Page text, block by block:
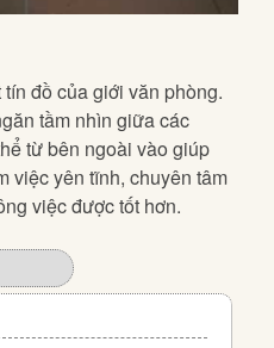
đồ của giới văn phòng.
tầm nhìn giữa các
từ bên ngoài vào giúp
việc yên tĩnh, chuyên tâm
việc được tốt hơn.